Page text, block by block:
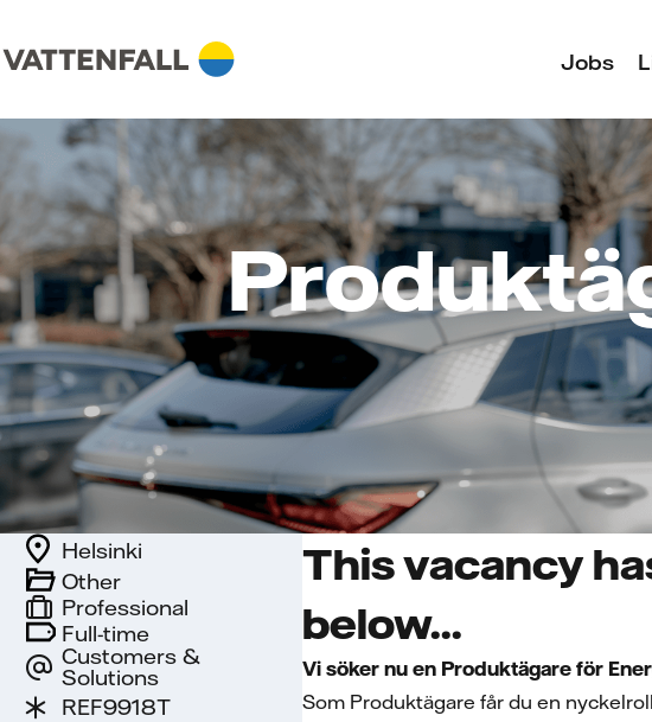
Jobs
Full-time
Customers &
Solutions
Helsinki
Professional
Other
REF9918T
This vacancy
below...
Vi söker nu en Produktägare för
Som Produktägare får du en